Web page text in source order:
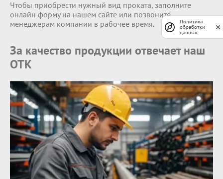
Чтобы приобрести нужный вид проката, заполните
онлайн форму на нашем сайте или позвоните
менеджерам компании в рабочее время.
За качество продукции отвечает наш
ОТК
Политика
обработки
данных